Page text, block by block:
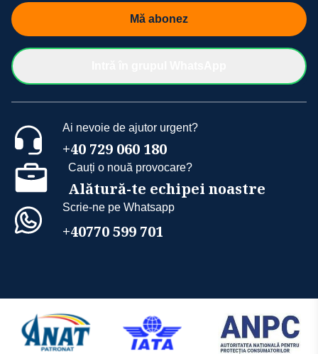
Mă abonez
Ai nevoie de ajutor urgent?
+40 729 060 180
Cauți o nouă provocare?
Alătură-te echipei noastre
Scrie-ne pe Whatsapp
+40770 599 701